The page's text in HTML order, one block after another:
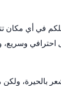
في أي مكان
احترافي
بالحيرة،